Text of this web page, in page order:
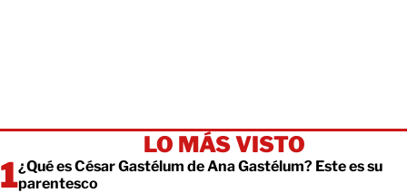
LO MÁS VISTO
¿Qué es César Gastélum de Ana Gastélum? Este es su
parentesco